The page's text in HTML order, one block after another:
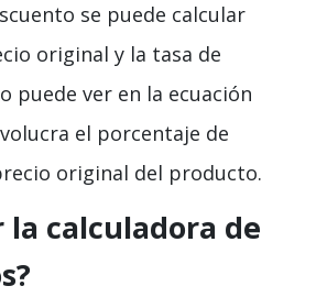
se puede calcular
original y la tasa de
puede ver en la ecuación
el porcentaje de
original del producto.
la calculadora de